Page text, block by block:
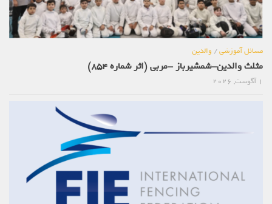
مسائل آموزشی/ والدین
مثلث والدین-شمشیرباز -مربی (اثر شماره 854)
1 آگوست, 2026